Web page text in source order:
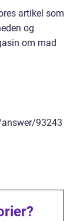
artikel som
og
om mad
93243